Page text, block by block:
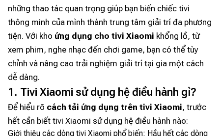
những thao tác quan trọng giúp bạn biến chiếc tivi
thông minh của mình thành trung tâm giải trí đa phương
tiện. Với kho ứng dụng cho tivi Xiaomi khổng lồ, từ
xem phim, nghe nhạc đến chơi game, bạn có thể tùy
chỉnh và nâng cao trải nghiệm giải trí tại gia một cách
dễ dàng.
1. Tivi Xiaomi sử dụng hệ điều hành gì?
Để hiểu rõ cách tải ứng dụng trên tivi Xiaomi, trước
hết cần biết tivi Xiaomi sử dụng hệ điều hành nào:
Giới thiệu các dòng tivi Xiaomi phổ biến: Hầu hết các dòng